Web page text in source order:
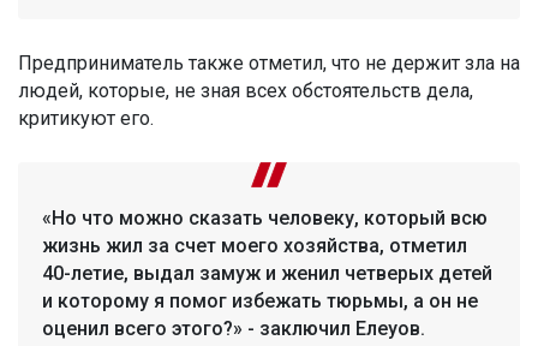
Предприниматель также отметил, что не держит зла на
людей, которые, не зная всех обстоятельств дела,
критикуют его.
«Но что можно сказать человеку, который всю
жизнь жил за счет моего хозяйства, отметил
40-летие, выдал замуж и женил четверых детей
и которому я помог избежать тюрьмы, а он не
оценил всего этого?» - заключил Елеуов.